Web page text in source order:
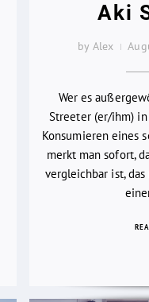
Aki
by Alex
Wer es
Streeter (er/ihm)
Konsumieren eines
merkt man sofort,
vergleichbar ist,